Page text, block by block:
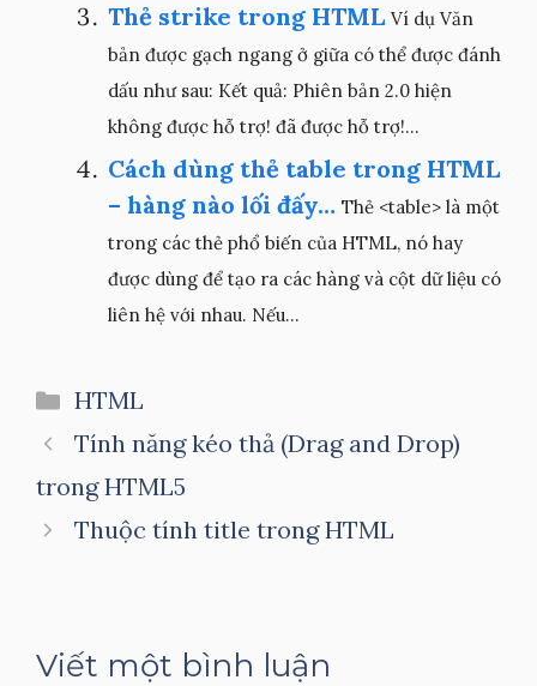
Thẻ strike trong HTML Ví dụ Văn
bản được gạch ngang ở giữa có thể được đánh
dấu như sau: Kết quả: Phiên bản 2.0 hiện
không được hỗ trợ! đã được hỗ trợ!...
Cách dùng thẻ table trong HTML
– hàng nào lối đấy… Thẻ <table> là một
trong các thẻ phổ biến của HTML, nó hay
được dùng để tạo ra các hàng và cột dữ liệu có
liên hệ với nhau. Nếu...
Danh
mục
HTML
Tính năng kéo thả (Drag and Drop)
trong HTML5
Thuộc tính title trong HTML
Viết một bình luận